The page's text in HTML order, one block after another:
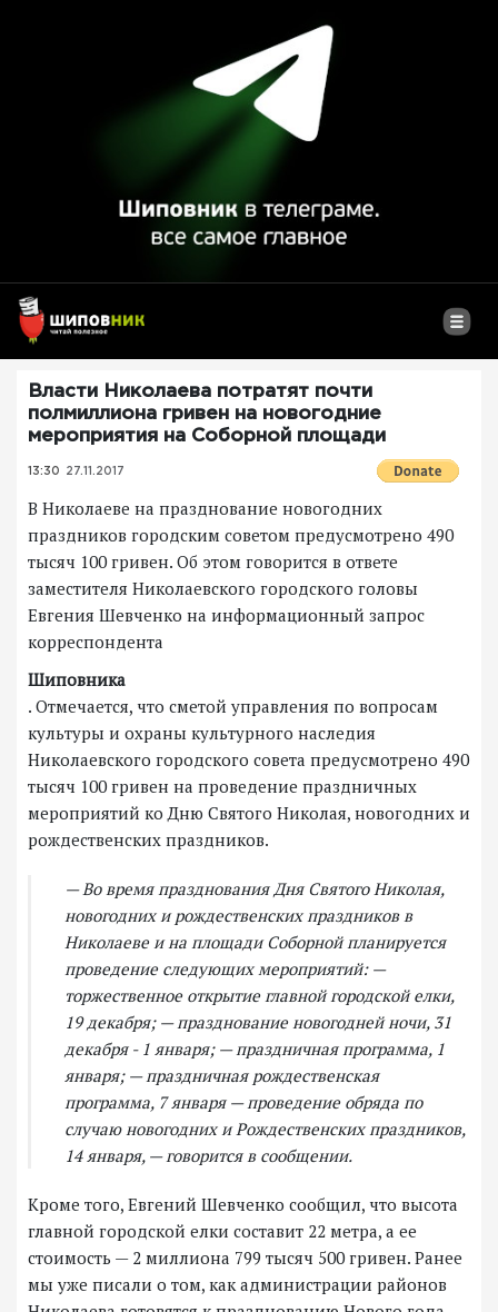
Власти Николаева потратят почти
полмиллиона гривен на новогодние
мероприятия на Соборной площади
13:30 27.11.2017
В Николаеве на празднование новогодних
праздников городским советом предусмотрено 490
тысяч 100 гривен. Об этом говорится в ответе
заместителя Николаевского городского головы
Евгения Шевченко на информационный запрос
корреспондента
Шиповника
. Отмечается, что сметой управления по вопросам
культуры и охраны культурного наследия
Николаевского городского совета предусмотрено 490
тысяч 100 гривен на проведение праздничных
мероприятий ко Дню Святого Николая, новогодних и
рождественских праздников.
— Во время празднования Дня Святого Николая,
новогодних и рождественских праздников в
Николаеве и на площади Соборной планируется
проведение следующих мероприятий: —
торжественное открытие главной городской елки,
19 декабря; — празднование новогодней ночи, 31
декабря - 1 января; — праздничная программа, 1
января; — праздничная рождественская
программа, 7 января — проведение обряда по
случаю новогодних и Рождественских праздников,
14 января, — говорится в сообщении.
Кроме того, Евгений Шевченко сообщил, что высота
главной городской елки составит 22 метра, а ее
стоимость — 2 миллиона 799 тысяч 500 гривен. Ранее
мы уже писали о том, как администрации районов